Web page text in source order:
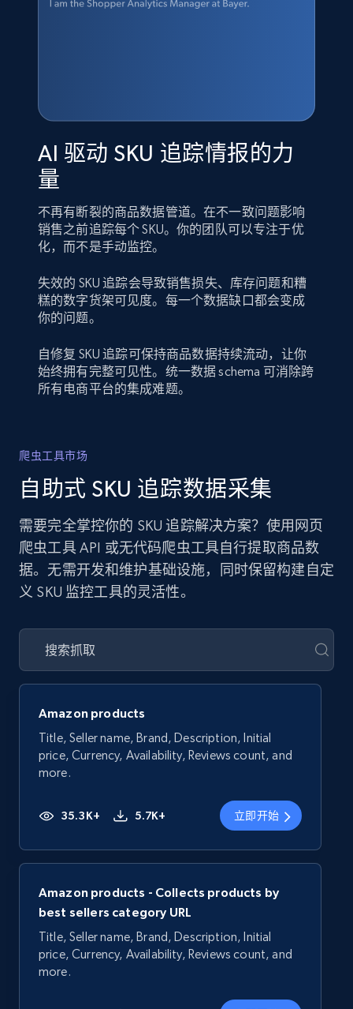
AI 驱动 SKU 追踪情报的力
量
不再有断裂的商品数据管道。在不一致问题影响
销售之前追踪每个 SKU。你的团队可以专注于优
化，而不是手动监控。
失效的 SKU 追踪会导致销售损失、库存问题和糟
糕的数字货架可见度。每一个数据缺口都会变成
你的问题。
自修复 SKU 追踪可保持商品数据持续流动，让你
始终拥有完整可见性。统一数据 schema 可消除跨
所有电商平台的集成难题。
爬虫工具市场
自助式 SKU 追踪数据采集
需要完全掌控你的 SKU 追踪解决方案？使用网页
爬虫工具 API 或无代码爬虫工具自行提取商品数
据。无需开发和维护基础设施，同时保留构建自定
义 SKU 监控工具的灵活性。
Amazon products
Title, Seller name, Brand, Description, Initial
price, Currency, Availability, Reviews count, and
more.
35.3K+ 5.7K+ 立即开始
Amazon products - Collects products by
best sellers category URL
Title, Seller name, Brand, Description, Initial
price, Currency, Availability, Reviews count, and
more.